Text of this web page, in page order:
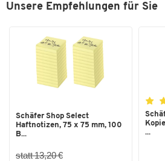
Unsere Empfehlungen für Sie
Schäfer Shop Select
Haftnotizen, 75 x 75 mm, 100
B...
statt 13,20 €
...